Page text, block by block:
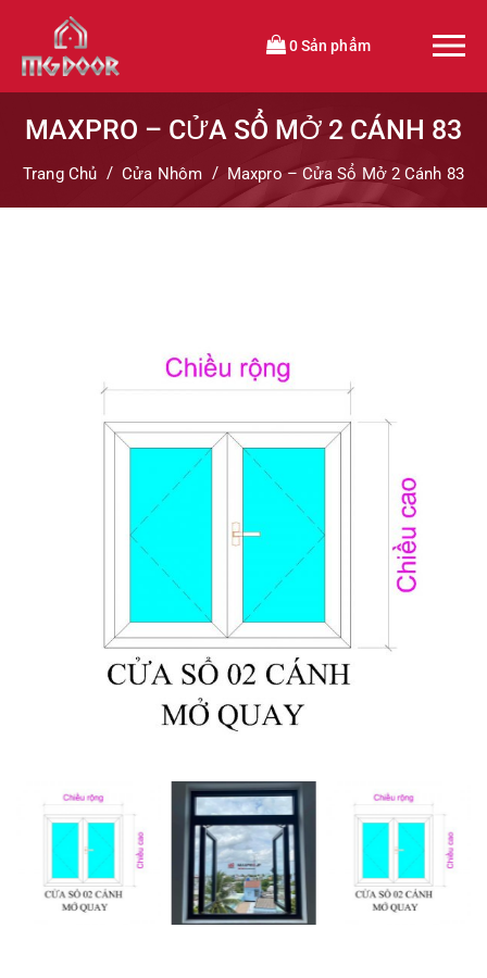
0 Sản phẩm
MAXPRO – CỬA SỔ MỞ 2 CÁNH 83
Trang Chủ Cửa Nhôm Maxpro – Cửa Sổ Mở 2 Cánh 83